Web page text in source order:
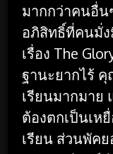
มากกว่าคนอื่น
อภิสิทธิ์ที่คนมั่
เรื่อง The
ฐานะยากไร้
เรียนมากมาย
ต้องตกเป็นเห
เรียน ส่วนพัค